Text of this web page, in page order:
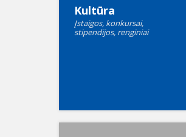
Kultūra
Įstaigos, konkursai,
stipendijos, renginiai